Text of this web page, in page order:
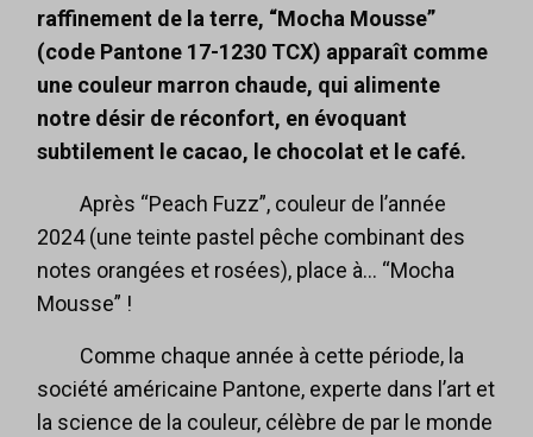
raffinement de la terre, “Mocha Mousse”
(code Pantone 17-1230 TCX) apparaît comme
une couleur marron chaude, qui alimente
notre désir de réconfort, en évoquant
subtilement le cacao, le chocolat et le café.
Après “Peach Fuzz”, couleur de l’année
2024 (une teinte pastel pêche combinant des
notes orangées et rosées), place à… “Mocha
Mousse” !
Comme chaque année à cette période, la
société américaine Pantone, experte dans l’art et
la science de la couleur, célèbre de par le monde